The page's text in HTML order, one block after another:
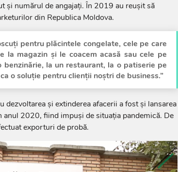
și numărul de angajați. În 2019 au reușit să
din Republica Moldova.
pentru plăcintele congelate, cele pe care
la magazin și le coacem acasă sau cele pe
benzinărie, la un restaurant, la o patiserie pe
o soluție pentru clienții noștri de business.”
dezvoltarea și extinderea afacerii a fost și lansarea
2020, fiind impuși de situația pandemică. De
exporturi de probă.